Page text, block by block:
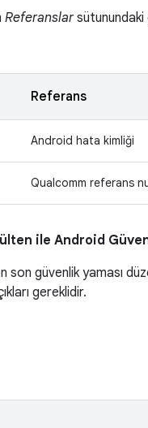
Referanslarsütunundaki
Referans
Android hata kimliği
Qualcomm referans
ile Android
güvenlik yaması
gereklidir.